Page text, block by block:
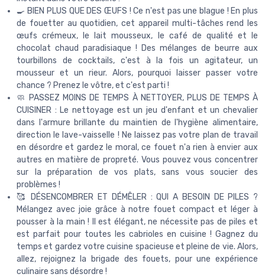
🍳 BIEN PLUS QUE DES ŒUFS ! Ce n'est pas une blague ! En plus
de fouetter au quotidien, cet appareil multi-tâches rend les
œufs crémeux, le lait mousseux, le café de qualité et le
chocolat chaud paradisiaque ! Des mélanges de beurre aux
tourbillons de cocktails, c'est à la fois un agitateur, un
mousseur et un rieur. Alors, pourquoi laisser passer votre
chance ? Prenez le vôtre, et c'est parti !
🧼 PASSEZ MOINS DE TEMPS À NETTOYER, PLUS DE TEMPS À
CUISINER : Le nettoyage est un jeu d'enfant et un chevalier
dans l'armure brillante du maintien de l'hygiène alimentaire,
direction le lave-vaisselle ! Ne laissez pas votre plan de travail
en désordre et gardez le moral, ce fouet n'a rien à envier aux
autres en matière de propreté. Vous pouvez vous concentrer
sur la préparation de vos plats, sans vous soucier des
problèmes !
🥰 DÉSENCOMBRER ET DÉMÊLER : QUI A BESOIN DE PILES ?
Mélangez avec joie grâce à notre fouet compact et léger à
pousser à la main ! Il est élégant, ne nécessite pas de piles et
est parfait pour toutes les cabrioles en cuisine ! Gagnez du
temps et gardez votre cuisine spacieuse et pleine de vie. Alors,
allez, rejoignez la brigade des fouets, pour une expérience
culinaire sans désordre !